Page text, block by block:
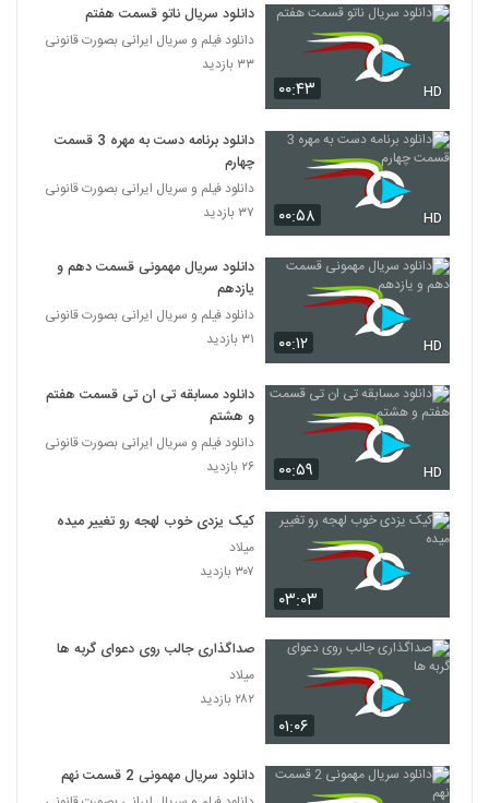
۰۰:۴۳ HD
دانلود سریال ناتو قسمت هفتم
دانلود فیلم و سریال ایرانی بصورت قانونی
۳۳ بازدید
۰۰:۵۸ HD
دانلود برنامه دست به مهره 3 قسمت
چهارم
دانلود فیلم و سریال ایرانی بصورت قانونی
۳۷ بازدید
۰۰:۱۲ HD
دانلود سریال مهمونی قسمت دهم و
یازدهم
دانلود فیلم و سریال ایرانی بصورت قانونی
۳۱ بازدید
۰۰:۵۹ HD
دانلود مسابقه تی ان تی قسمت هفتم
و هشتم
دانلود فیلم و سریال ایرانی بصورت قانونی
۲۶ بازدید
۰۳:۰۳
کیک یزدی خوب لهجه رو تغییر میده
میلاد
۳۰۷ بازدید
۰۱:۰۶
صداگذاری جالب روی دعوای گربه ها
میلاد
۲۸۲ بازدید
دانلود سریال مهمونی 2 قسمت نهم